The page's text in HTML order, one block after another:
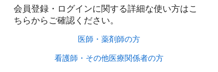
会員登録・ログインに関する詳細な使い方はこ
ちらからご確認ください。​
医師・薬剤師の方​
看護師・その他医療関係者の方​